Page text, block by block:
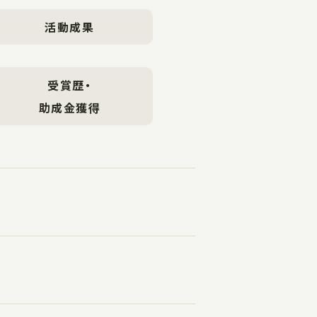
活動成果
受賞歴・
助成金獲得